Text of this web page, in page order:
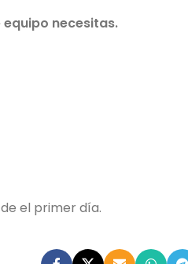
necesitas.
el primer día.